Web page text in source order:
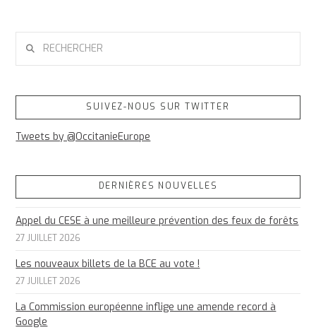
SUIVEZ-NOUS SUR TWITTER
Tweets by @OccitanieEurope
DERNIÈRES NOUVELLES
Appel du CESE à une meilleure prévention des feux de forêts
27 JUILLET 2026
Les nouveaux billets de la BCE au vote !
27 JUILLET 2026
La Commission européenne inflige une amende record à
Google